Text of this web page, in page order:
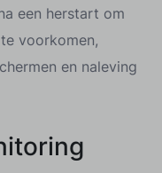
een herstart om
voorkomen,
en naleving